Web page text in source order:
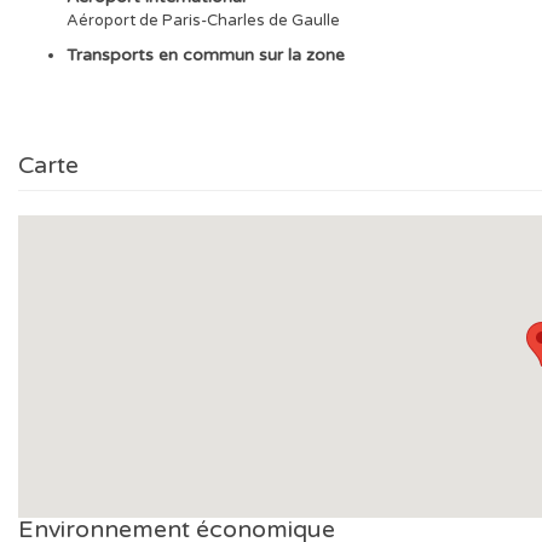
Aéroport de Paris-Charles de Gaulle
Transports en commun sur la zone
Carte
Environnement économique